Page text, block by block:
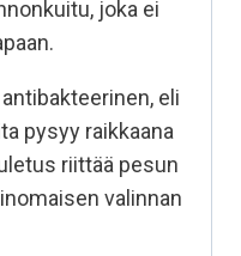
joka ei
eli
pysyy raikkaana
riittää pesun
valinnan